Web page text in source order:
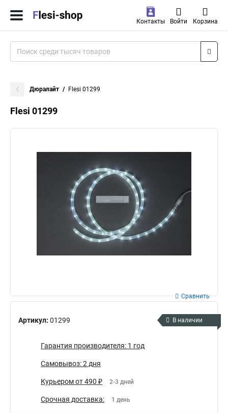
Контакты Войти Корзина
Дюралайт Flesi 01299
Flesi 01299
Артикул: 01299
Сравнить
В наличии
Гарантия производителя: 1 год
Самовывоз: 2 дня
Курьером от 490 ₽ 2-3 дней
Срочная доставка: 1 день